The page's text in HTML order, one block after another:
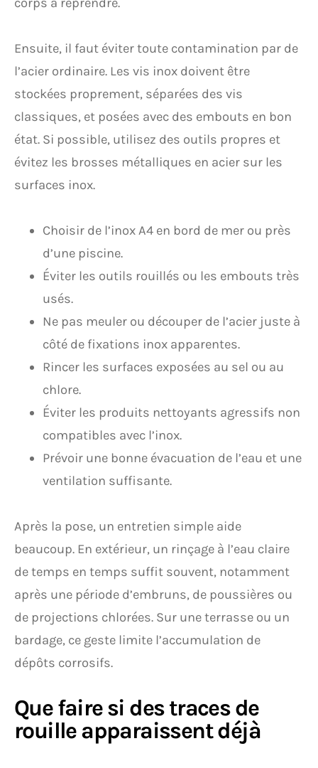
Ensuite, il faut éviter toute contamination par de
l’acier ordinaire. Les vis inox doivent être
stockées proprement, séparées des vis
classiques, et posées avec des embouts en bon
état. Si possible, utilisez des outils propres et
évitez les brosses métalliques en acier sur les
surfaces inox.
Choisir de l’inox A4 en bord de mer ou près
d’une piscine.
Éviter les outils rouillés ou les embouts très
usés.
Ne pas meuler ou découper de l’acier juste à
côté de fixations inox apparentes.
Rincer les surfaces exposées au sel ou au
chlore.
Éviter les produits nettoyants agressifs non
compatibles avec l’inox.
Prévoir une bonne évacuation de l’eau et une
ventilation suffisante.
Après la pose, un entretien simple aide
beaucoup. En extérieur, un rinçage à l’eau claire
de temps en temps suffit souvent, notamment
après une période d’embruns, de poussières ou
de projections chlorées. Sur une terrasse ou un
bardage, ce geste limite l’accumulation de
dépôts corrosifs.
Que faire si des traces de
rouille apparaissent déjà